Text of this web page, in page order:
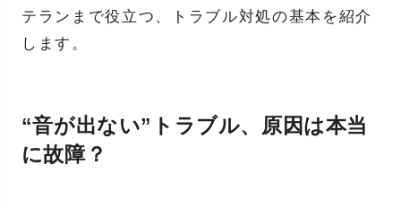
テランまで役立つ、トラブル対処の基本を紹介
します。
“音が出ない”トラブル、原因は本当
に故障？